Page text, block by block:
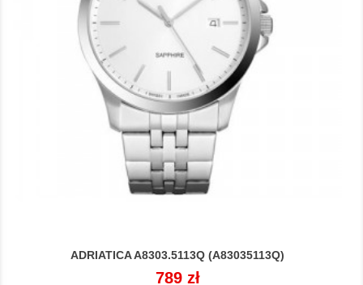
ADRIATICA A8303.5113Q (A83035113Q)
Cena
789 zł